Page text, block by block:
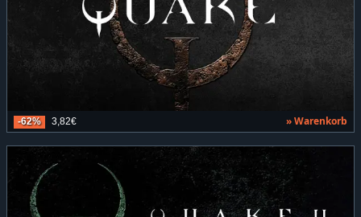
-62% 3,82€ » Warenkorb